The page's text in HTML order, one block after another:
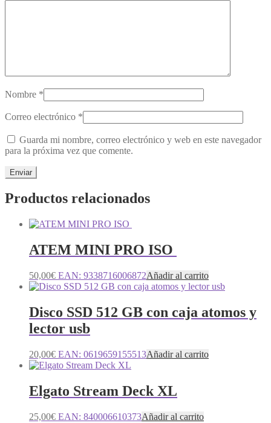
Nombre *
Correo electrónico *
Guarda mi nombre, correo electrónico y web en este navegador
para la próxima vez que comente.
Productos relacionados
ATEM MINI PRO ISO
50,00€ EAN: 9338716006872Añadir al carrito
Disco SSD 512 GB con caja atomos y
lector usb
20,00€ EAN: 0619659155513Añadir al carrito
Elgato Stream Deck XL
25,00€ EAN: 840006610373Añadir al carrito